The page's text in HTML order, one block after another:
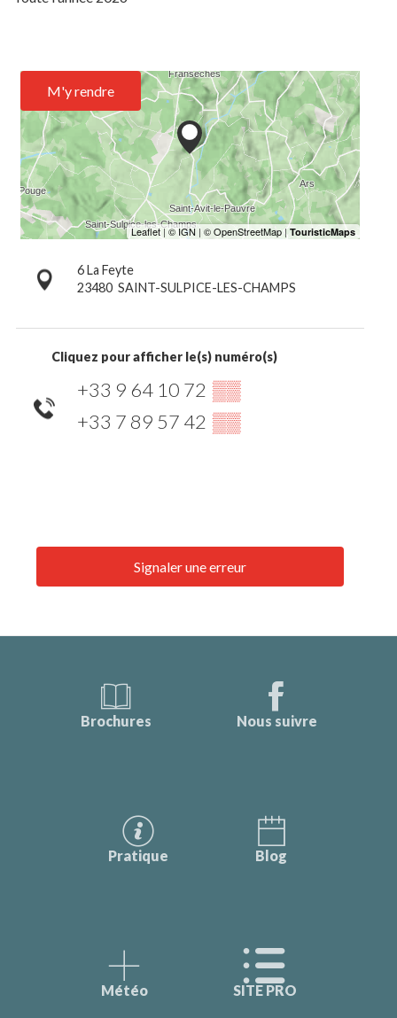
M'y rendre
6 La Feyte
23480 SAINT-SULPICE-LES-CHAMPS
Cliquez pour afficher le(s) numéro(s)
+33 9 64 10 72 ▒▒
+33 7 89 57 42 ▒▒
Signaler une erreur
Brochures Nous suivre
Pratique Blog
Météo SITE PRO